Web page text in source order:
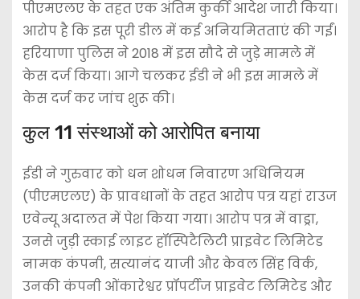
पीएमएलए के तहत एक अंतिम कुर्की आदेश जारी किया।
आरोप है कि इस पूरी डील में कई अनियमितताएं की गईं।
हरियाणा पुलिस ने 2018 में इस सौदे से जुड़े मामले में
केस दर्ज किया। आगे चलकर ईडी ने भी इस मामले में
केस दर्ज कर जांच शुरू की।
कुल 11 संस्थाओं को आरोपित बनाया
ईडी ने गुरुवार को धन शोधन निवारण अधिनियम
(पीएमएलए) के प्रावधानों के तहत आरोप पत्र यहां राउज
एवेन्यू अदालत में पेश किया गया। आरोप पत्र में वाड्रा,
उनसे जुड़ी स्काई लाइट हॉस्पिटैलिटी प्राइवेट लिमिटेड
नामक कंपनी, सत्यानंद याजी और केवल सिंह विर्क,
उनकी कंपनी ओंकारेश्वर प्रॉपर्टीज प्राइवेट लिमिटेड और